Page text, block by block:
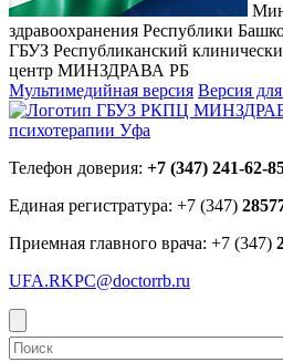
здравоохранения Республики
ГБУЗ Республиканский
центр МИНЗДРАВА РБ
Мультимедийная версия Версия
Телефон доверия: +7 (347) 241-62-
Единая регистратура: +7 (347)
Приемная главного врача: +7 (347)
UFA.RKPC@doctorrb.ru